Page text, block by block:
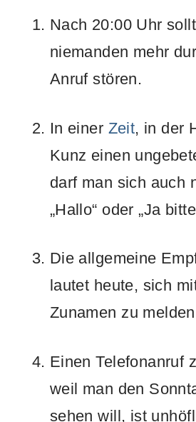
Nach 20:00 Uhr
niemanden mehr
Anruf stören.
In einer Zeit, in der
Kunz einen
darf man sich auch
„Hallo“ oder „Ja
Die allgemeine
lautet heute, sich
Zunamen zu
Einen Telefonanruf
weil man den
sehen will, ist